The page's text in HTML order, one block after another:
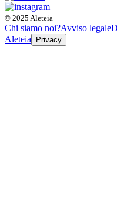
© 2025 Aleteia
Chi siamo noi?Avviso legale
Aleteia
Privacy